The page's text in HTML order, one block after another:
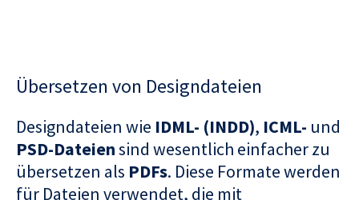
Übersetzen von Designdateien
Designdateien wie IDML- (INDD), ICML- und
PSD-Dateiensind wesentlich einfacher zu
übersetzen als PDFs. Diese Formate werden
für Dateien verwendet, die mit